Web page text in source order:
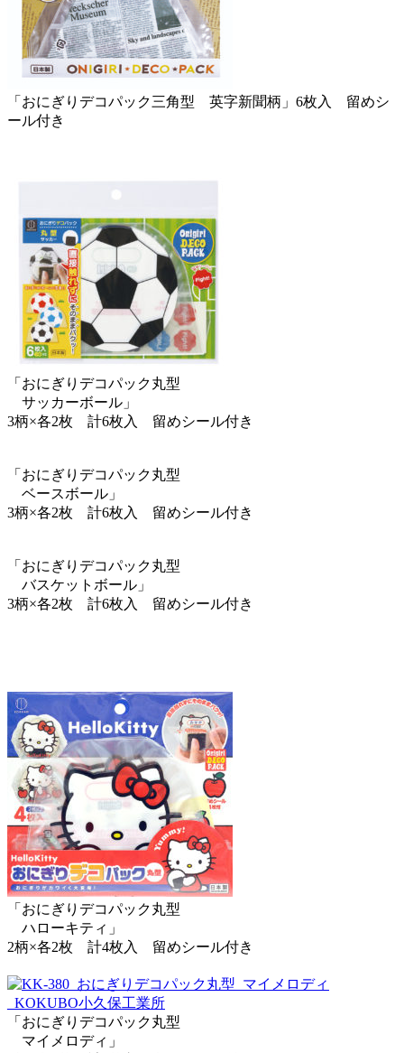
「おにぎりデコパック三角型 英字新聞柄」6枚入 留めシ
ール付き
「おにぎりデコパック丸型
サッカーボール」
3柄×各2枚 計6枚入 留めシール付き
「おにぎりデコパック丸型
ベースボール」
3柄×各2枚 計6枚入 留めシール付き
「おにぎりデコパック丸型
バスケットボール」
3柄×各2枚 計6枚入 留めシール付き
「おにぎりデコパック丸型
ハローキティ」
2柄×各2枚 計4枚入 留めシール付き
「おにぎりデコパック丸型
マイメロディ」